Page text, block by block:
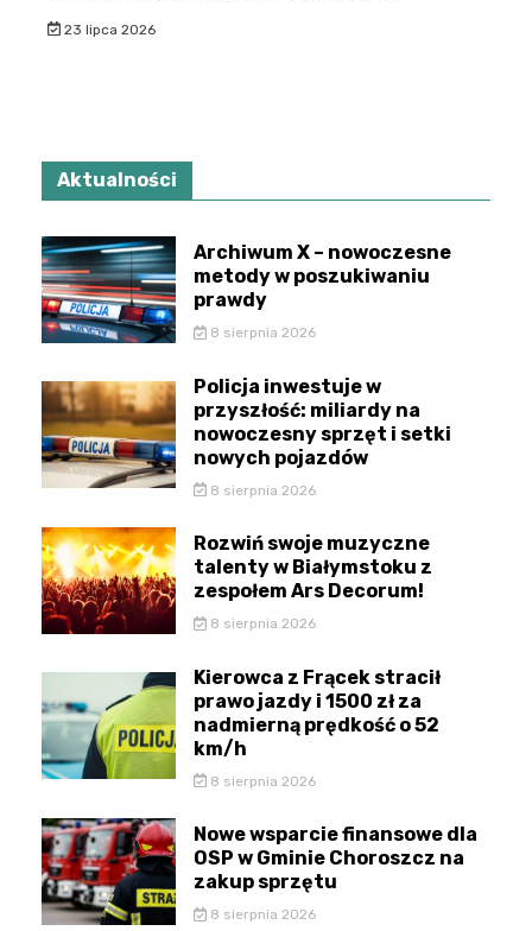
23 lipca 2026
Aktualności
Archiwum X – nowoczesne
metody w poszukiwaniu
prawdy
8 sierpnia 2026
Policja inwestuje w
przyszłość: miliardy na
nowoczesny sprzęt i setki
nowych pojazdów
8 sierpnia 2026
Rozwiń swoje muzyczne
talenty w Białymstoku z
zespołem Ars Decorum!
8 sierpnia 2026
Kierowca z Frącek stracił
prawo jazdy i 1500 zł za
nadmierną prędkość o 52
km/h
8 sierpnia 2026
Nowe wsparcie finansowe dla
OSP w Gminie Choroszcz na
zakup sprzętu
8 sierpnia 2026